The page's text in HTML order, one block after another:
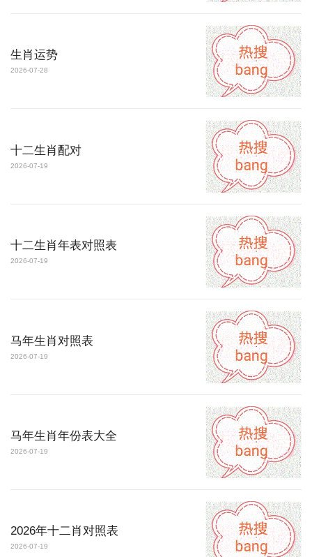
生肖运势
2026-07-28
十二生肖配对
2026-07-19
十二生肖年表对照表
2026-07-19
马年生肖对照表
2026-07-19
马年生肖年份表大全
2026-07-19
2026年十二肖对照表
2026-07-19